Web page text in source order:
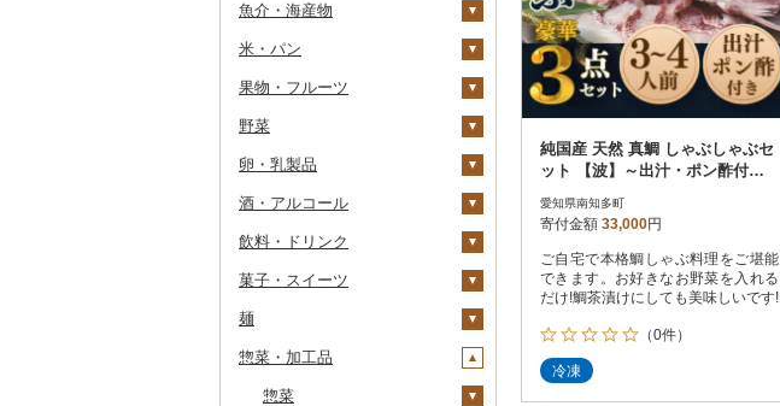
牛肉（精肉）
ステーキ
すき焼き
焼肉
牛タン
和牛
黒毛和牛
仙台牛
米沢牛
牛肉（加工品）
ハンバーグ
ローストビーフ
ビーフジャーキー
その他牛肉（加工品）
豚肉（精肉）
すき焼き
しゃぶしゃぶ
焼肉
アグー豚
豚肉（加工品）
ハンバーグ
もつ鍋
ハム
ソーセージ・ウインナ
鶏肉
鶏肉（精肉）
ハム・ソーセージ
唐揚げ
水炊き
地鶏
鹿肉
馬肉
羊肉・ラム肉（ジンギス
魚介・海産物
カニ
ズワイガニ
毛ガニ
かにしゃぶ
その他カニ
エビ
ボタンエビ
伊勢海老
その他エビ
いくら
うに
明太子・たらこ
明太子
たらこ
その他魚卵
数の子
キャビア
その他魚卵
貝
鮑（アワビ）
牡蠣（カキ）
鮮魚
鮭・サーモン
イカ・タコ
米・パン
米
無洗米
玄米
金芽米
ゆめぴりか
コシヒカリ
はえぬき
雑穀
餅
その他穀物加工品
パン
果物・フルーツ
ぶどう・マスカット
巨峰
ナガノパープル
ピオーネ
デラウェア
その他ぶどう・マスカ
いちご
りんご
もも
メロン
梨
和梨
マンゴー
野菜
いも
じゃがいも
さつまいも
その他いも
トマト
フルーツトマト
ミニトマト
玉ねぎ
ねぎ
根菜
人参
アスパラガス
卵・乳製品
卵
チーズ
ヨーグルト
バター
その他乳製品
酒・アルコール
ビール・発泡酒
ビール
地ビール・クラフトビ
日本酒
純米吟醸
大吟醸
芋焼酎
麦焼酎
梅酒
泡盛
飲料・ドリンク
水・ミネラルウォーター
飲料
コーヒー豆
茶
飲料
果汁飲料
菓子・スイーツ
クッキー
焼き菓子
麺
ラーメン
うどん
惣菜・加工品
惣菜
純国産 天然 真鯛 しゃぶしゃぶセ
ット 【波】～出汁・ポン酢付き
～ 岬だより
愛知県南知多町
寄付金額 33,000円
ご自宅で本格鯛しゃぶ料理をご堪能
できます。お好きなお野菜を入れる
だけ!鯛茶漬けにしても美味しいです!
（0件）
冷凍